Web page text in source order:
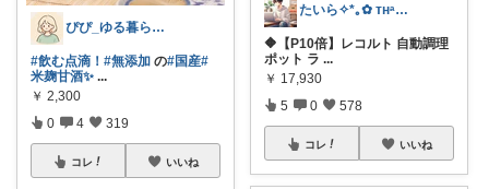
ぴぴ_ゆる暮らし🌿
#飲む点滴！ #無添加 の#国産#
米麹甘酒✨ ...
￥ 2,300
0 4 319
コレ いいね
たいら✧*｡✿ ᴛʜᵃⁿᵏ ʸᵒᵘ✧˖°
🔶【P10倍】レコルト 自動調理
ポット ラ ...
￥ 17,930
5 0 578
コレ いいね